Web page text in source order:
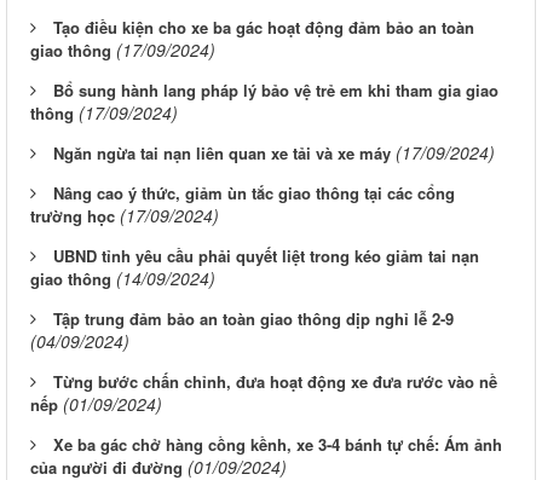
Tạo điều kiện cho xe ba gác hoạt động đảm bảo an toàn
giao thông (17/09/2024)
Bổ sung hành lang pháp lý bảo vệ trẻ em khi tham gia giao
thông (17/09/2024)
Ngăn ngừa tai nạn liên quan xe tải và xe máy (17/09/2024)
Nâng cao ý thức, giảm ùn tắc giao thông tại các cổng
trường học (17/09/2024)
UBND tỉnh yêu cầu phải quyết liệt trong kéo giảm tai nạn
giao thông (14/09/2024)
Tập trung đảm bảo an toàn giao thông dịp nghỉ lễ 2-9
(04/09/2024)
Từng bước chấn chỉnh, đưa hoạt động xe đưa rước vào nề
nếp (01/09/2024)
Xe ba gác chở hàng cồng kềnh, xe 3-4 bánh tự chế: Ám ảnh
của người đi đường (01/09/2024)